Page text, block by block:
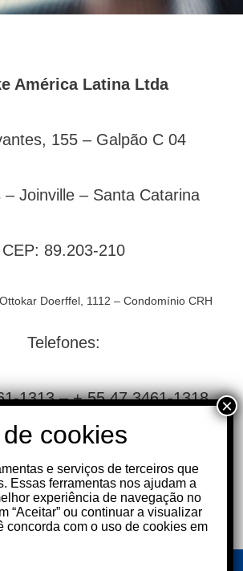
América Latina Ltda
155 – Galpão C 04
– Joinville – Santa Catarina
CEP: 89.203-210
Doerffel, 1112 – Condomínio CRH
Telefones:
1313 – + 55 47 3461-1318
e serviços de terceiros que
Essas ferramentas nos ajudam a
experiência de navegação no
“Aceitar” ou continuar a visualizar
concorda com o uso de cookies em